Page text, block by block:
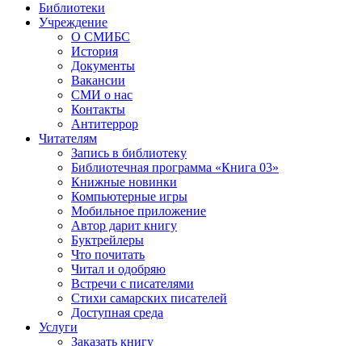
Библиотеки
Учреждение
О СМИБС
История
Документы
Вакансии
СМИ о нас
Контакты
Антитеррор
Читателям
Запись в библиотеку
Библиотечная программа «Книга 03»
Книжные новинки
Компьютерные игры
Мобильное приложение
Автор дарит книгу
Буктрейлеры
Что почитать
Читал и одобряю
Встречи с писателями
Стихи самарских писателей
Доступная среда
Услуги
Заказать книгу